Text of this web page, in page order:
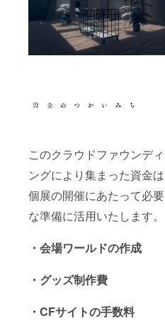
このクラウドファウンディ
ングにより集まった資金は
個展の開催にあたって必要
な準備に活用いたします。
・会場ワールドの作成
・グッズ制作費
・CFサイトの手数料